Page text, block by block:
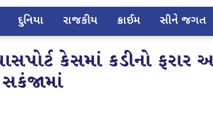
દુનિયા રાજકીય ક્રાઈમ સીને જગત
કેસમાં કડીનો ફરાર